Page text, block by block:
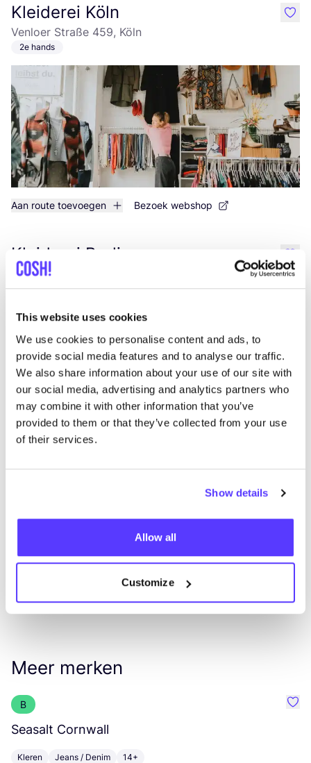
This website uses cookies
We use cookies to personalise content and ads, to
provide social media features and to analyse our traffic.
We also share information about your use of our site with
our social media, advertising and analytics partners who
may combine it with other information that you’ve
provided to them or that they’ve collected from your use
of their services.
Show details
Allow all
Customize
Kleiderei Köln
Venloer Straße 459, Köln
2e hands
Aan route toevoegen Bezoek webshop
like
Kleiderei Berlin
Oranienstraße 44, Berlin
2e hands
Aan route toevoegen
like
Map
Meer merken
B
Seasalt Cornwall
Kleren Jeans / Denim 14+